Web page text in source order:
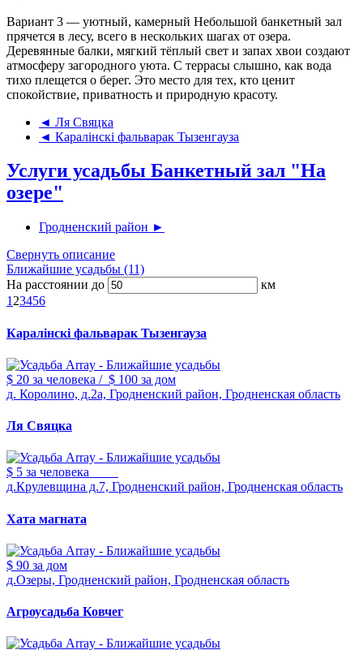
Вариант 3 — уютный, камерный Небольшой банкетный зал
прячется в лесу, всего в нескольких шагах от озера.
Деревянные балки, мягкий тёплый свет и запах хвои создают
атмосферу загородного уюта. С террасы слышно, как вода
тихо плещется о берег. Это место для тех, кто ценит
спокойствие, приватность и природную красоту.
◄ Ля Свяцка
◄ Каралiнскi фальварак Тызенгауза
Услуги усадьбы Банкетный зал "На
озере"
Гродненский район ►
Свернуть описание
Ближайшие усадьбы (11)
На расстоянии до
км
1 23456
Каралiнскi фальварак Тызенгауза
$ 20 за человека / $ 100 за дом
д. Королино, д.2а, Гродненский район, Гродненская область
Ля Свяцка
$ 5 за человека
д.Крулевщина д.7, Гродненский район, Гродненская область
Хата магната
$ 90 за дом
д.Озеры, Гродненский район, Гродненская область
Агроусадьба Ковчег